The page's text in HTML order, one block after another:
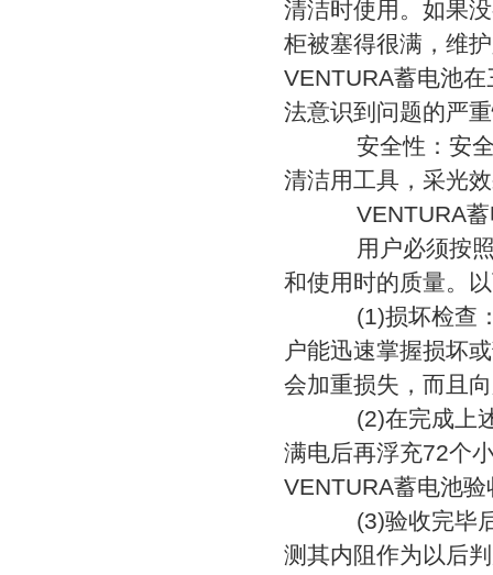
清洁时使用。如果
柜被塞得很满，维
VENTURA蓄电池
法意识到问题的严
安全性：安全
清洁用工具，采光
VENTURA蓄
用户必须按照
和使用时的质量。
(1)损坏检查：
户能迅速掌握损坏
会加重损失，而且
(2)在完成上述
满电后再浮充72个
VENTURA蓄电池
(3)验收完毕后
测其内阻作为以后